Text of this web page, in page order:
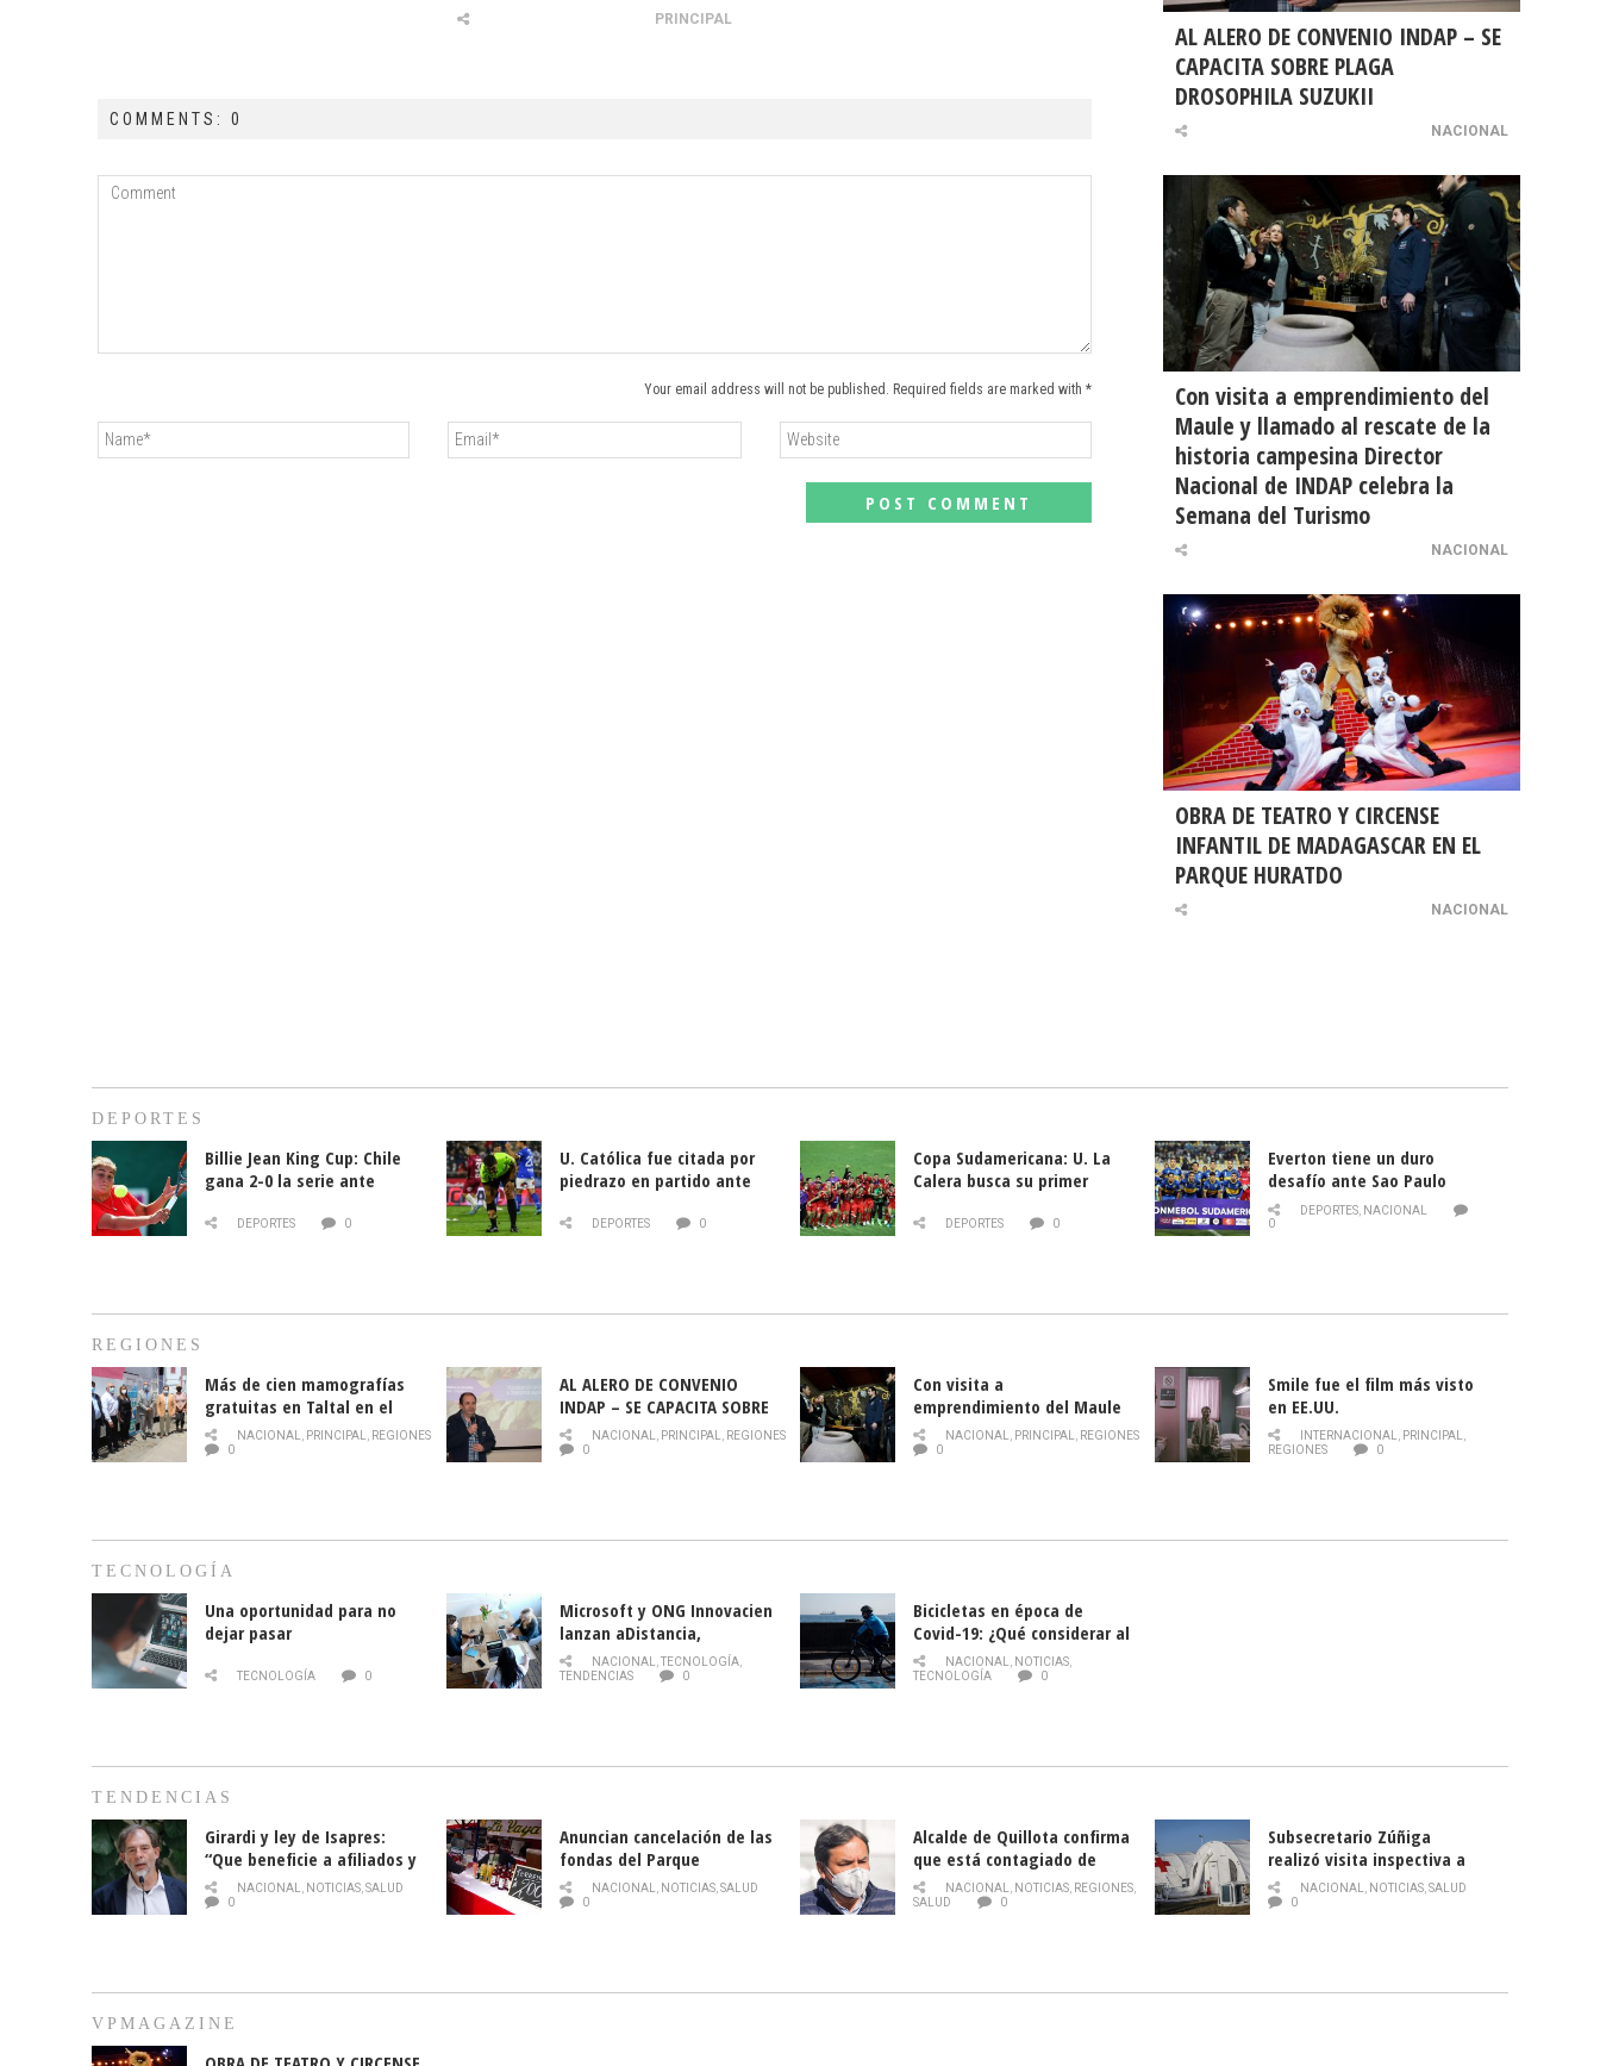
PRINCIPAL
COMMENTS: 0
Your email address will not be published. Required fields are marked with *
AL ALERO DE CONVENIO INDAP – SE
CAPACITA SOBRE PLAGA
DROSOPHILA SUZUKII
NACIONAL
Con visita a emprendimiento del
Maule y llamado al rescate de la
historia campesina Director
Nacional de INDAP celebra la
Semana del Turismo
NACIONAL
OBRA DE TEATRO Y CIRCENSE
INFANTIL DE MADAGASCAR EN EL
PARQUE HURATDO
NACIONAL
DEPORTES
Billie Jean King Cup: Chile
gana 2-0 la serie ante
DEPORTES 0
U. Católica fue citada por
piedrazo en partido ante
DEPORTES 0
Copa Sudamericana: U. La
Calera busca su primer
DEPORTES 0
Everton tiene un duro
desafío ante Sao Paulo
DEPORTES, NACIONAL
0
REGIONES
Más de cien mamografías
gratuitas en Taltal en el
mes de la prevención del
cáncer de mama
NACIONAL PRINCIPAL
REGIONES
0
AL ALERO DE CONVENIO
INDAP – SE CAPACITA SOBRE
PLAGA DROSOPHILA SUZUKII
NACIONAL PRINCIPAL
REGIONES
0
Con visita a
emprendimiento del Maule
y llamado al rescate de la
historia campesina Director
NACIONAL PRINCIPAL
REGIONES
0
Smile fue el film más visto
en EE.UU.
INTERNACIONAL PRINCIPAL
REGIONES
0
TECNOLOGÍA
Una oportunidad para no
dejar pasar
TECNOLOGÍA 0
Microsoft y ONG Innovacien
lanzan aDistancia,
plataforma con cursos
gratuitos online sobre
NACIONAL TECNOLOGÍA,
TENDENCIAS
0
Bicicletas en época de
Covid-19: ¿Qué considerar al
momento de conducirlas?
NACIONAL NOTICIAS
TECNOLOGÍA
0
TENDENCIAS
Girardi y ley de Isapres:
“Que beneficie a afiliados y
no legalice el abuso”
NACIONAL NOTICIAS SALUD
0
Anuncian cancelación de las
fondas del Parque
O’Higgins debido al
coronavirus
NACIONAL NOTICIAS, SALUD
0
Alcalde de Quillota confirma
que está contagiado de
COVID-19
NACIONAL NOTICIAS REGIONES
SALUD
0
Subsecretario Zúñiga
realizó visita inspectiva a
Hospital Modular Sótero del
Río
NACIONAL NOTICIAS, SALUD
0
VPMAGAZINE